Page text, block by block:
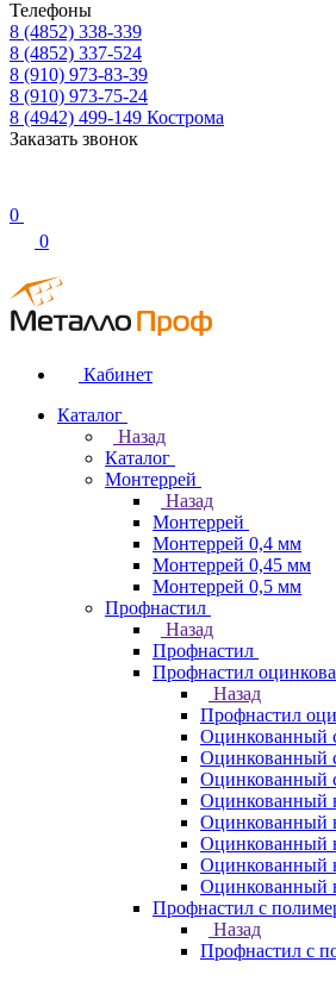
Телефоны
8 (4852) 338-339
8 (4852) 337-524
8 (910) 973-83-39
8 (910) 973-75-24
8 (4942) 499-149 Кострома
Заказать звонок
0
0
Кабинет
Каталог
Назад
Каталог
Монтеррей
Назад
Монтеррей
Монтеррей 0,4 мм
Монтеррей 0,45 мм
Монтеррей 0,5 мм
Профнастил
Назад
Профнастил
Профнастил
Назад
Профнастил
Оцинкованный
Оцинкованный
Оцинкованный
Оцинкованный
Оцинкованный
Оцинкованный
Оцинкованный
Оцинкованный
Профнастил с
Назад
Профнастил с